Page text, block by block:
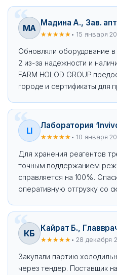
МА
Мадина А., Зав.
★★★★★ • 15 января
Обновляли оборудование
2 из-за надежности и
FARM HOLOD GROUP
городе и сертификаты для
LI
Лаборатория
★★★★★ • 10 января
Для хранения реагентов
точным поддержанием
справляется на 100%.
оперативную отгрузку со
КБ
Кайрат Б.,
★★★★★ • 28 декабря
Закупали партию
через тендер. Поставщик